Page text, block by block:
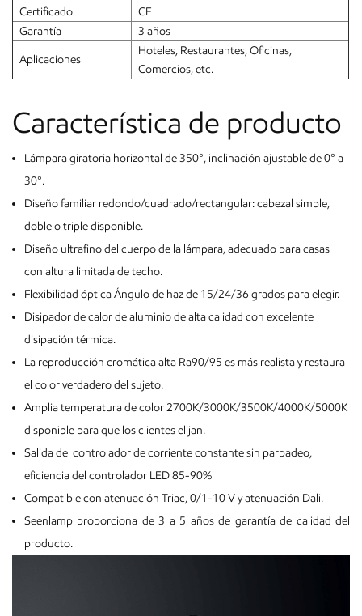
Certificado
CE
Garantía
3 años
Aplicaciones
Hoteles, Restaurantes, Oficinas,
Comercios, etc.
Característica de producto
Lámpara giratoria horizontal de 350°, inclinación ajustable de 0° a
30°.
Diseño familiar redondo/cuadrado/rectangular: cabezal simple,
doble o triple disponible.
Diseño ultrafino del cuerpo de la lámpara, adecuado para casas
con altura limitada de techo.
Flexibilidad óptica Ángulo de haz de 15/24/36 grados para elegir.
Disipador de calor de aluminio de alta calidad con excelente
disipación térmica.
La reproducción cromática alta Ra90/95 es más realista y restaura
el color verdadero del sujeto.
Amplia temperatura de color 2700K/3000K/3500K/4000K/5000K
disponible para que los clientes elijan.
Salida del controlador de corriente constante sin parpadeo,
eficiencia del controlador LED 85-90%
Compatible con atenuación Triac, 0/1-10 V y atenuación Dali.
Seenlamp proporciona de 3 a 5 años de garantía de calidad del
producto.